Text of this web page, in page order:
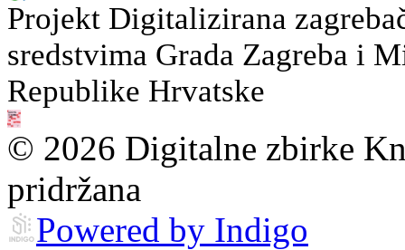
Projekt Digitalizirana
sredstvima Grada Zagreba i
Republike Hrvatske
© 2026 Digitalne zbirke
pridržana
Powered by Indigo